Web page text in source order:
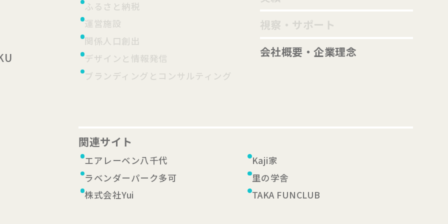
ふるさと納税
運営施設
関係人口創出
デザインと情報発信
ブランディングとコンサルティング
視察・サポート
会社概要・企業理念
関連サイト
エアレーベン八千代
Kaji家
ラベンダーパーク多可
里の学舎
株式会社Yui
TAKA FUNCLUB